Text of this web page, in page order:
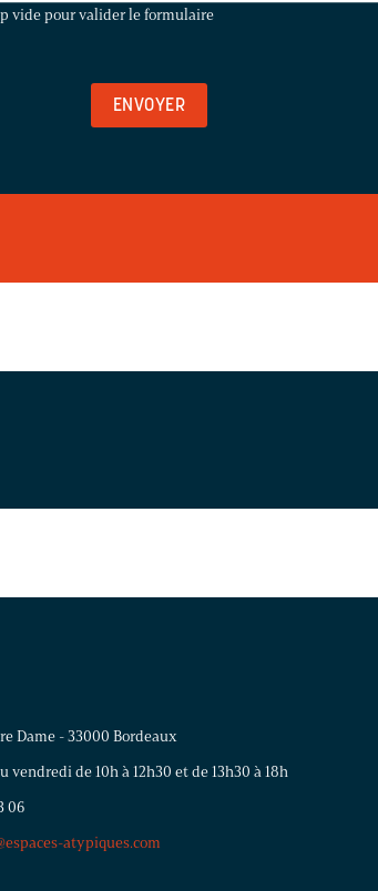
vide pour valider le formulaire
Dame - 33000 Bordeaux
vendredi de 10h à 12h30 et de 13h30 à 18h
06
atypiques.com